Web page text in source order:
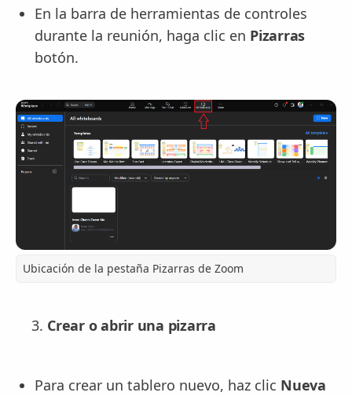
En la barra de herramientas de controles
durante la reunión, haga clic en Pizarras
botón.
Ubicación de la pestaña Pizarras de Zoom
Crear o abrir una pizarra
Para crear un tablero nuevo, haz clic Nueva